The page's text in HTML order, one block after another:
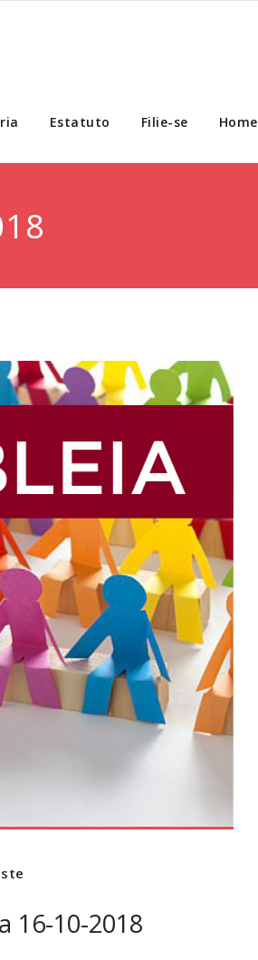
Estatuto Filie-se Home
16-10-2018